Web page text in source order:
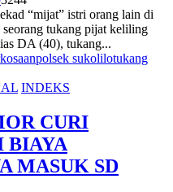
“mijat” istri orang lain di
tukang pijat keliling
DA (40), tukang...
polsek sukolilotukang
INDEKS
CURI
BIAYA
MASUK SD